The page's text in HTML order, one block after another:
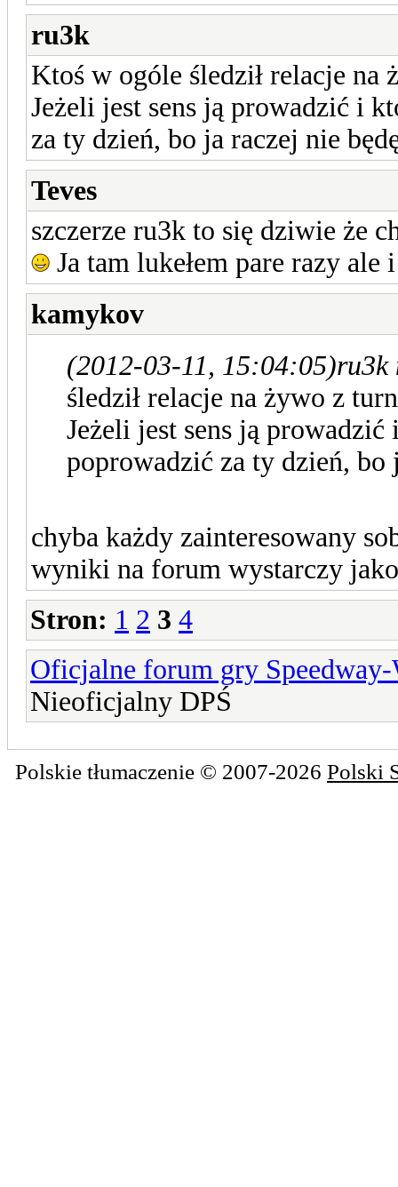
ru3k
Ktoś w ogóle śledził relacje na
Jeżeli jest sens ją prowadzić i
za ty dzień, bo ja raczej nie
Teves
szczerze ru3k to się dziwie że
Ja tam lukełem pare razy ale
kamykov
(2012-03-11, 15:04:05)ru3k
śledził relacje na żywo z
Jeżeli jest sens ją
poprowadzić za ty dzień, bo
chyba każdy zainteresowany
wyniki na forum wystarczy
Stron: 1 2 3 4
Oficjalne forum gry
Nieoficjalny DPŚ
Polskie tłumaczenie © 2007-2026 Polski